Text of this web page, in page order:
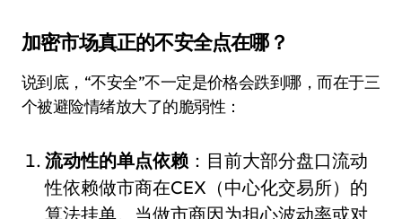
加密市场真正的不安全点在哪？
说到底，“不安全”不一定是价格会跌到哪，而在于三
个被避险情绪放大了的脆弱性：
流动性的单点依赖：目前大部分盘口流动
性依赖做市商在CEX（中心化交易所）的
算法挂单。当做市商因为担心波动率或对